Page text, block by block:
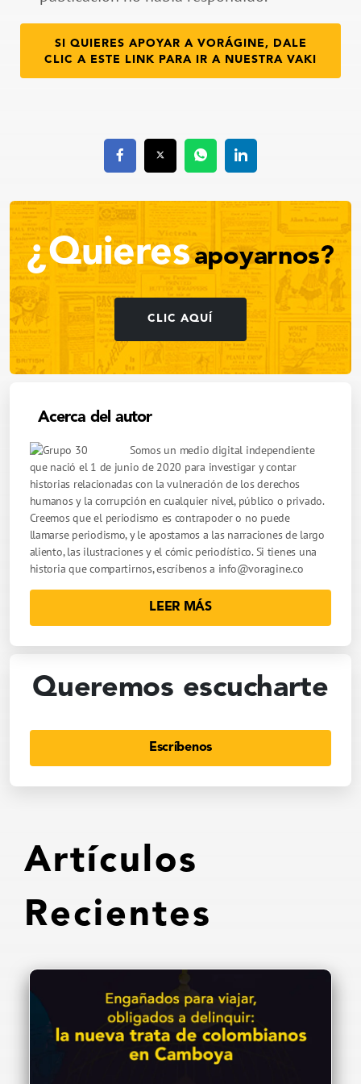
SI QUIERES APOYAR A VORÁGINE, DALE
CLIC A ESTE LINK PARA IR A NUESTRA VAKI
¿Quieresapoyarnos?
CLIC AQUÍ
Acerca del autor
Somos un medio digital independiente
que nació el 1 de junio de 2020 para investigar y contar
historias relacionadas con la vulneración de los derechos
humanos y la corrupción en cualquier nivel, público o privado.
Creemos que el periodismo es contrapoder o no puede
llamarse periodismo, y le apostamos a las narraciones de largo
aliento, las ilustraciones y el cómic periodístico. Si tienes una
historia que compartirnos, escríbenos a info@voragine.co
LEER MÁS
Queremos escucharte
Escríbenos
Artículos
Recientes